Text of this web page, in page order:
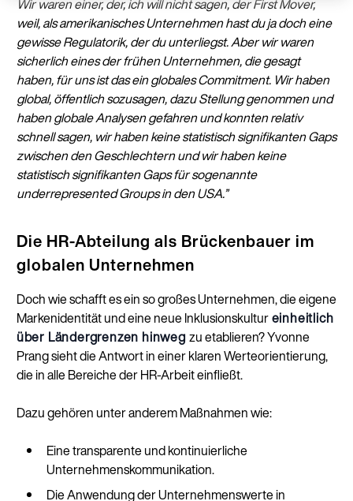
weil, als amerikanisches Unternehmen hast du ja doch eine
gewisse Regulatorik, der du unterliegst. Aber wir waren
sicherlich eines der frühen Unternehmen, die gesagt
haben, für uns ist das ein globales Commitment. Wir haben
global, öffentlich sozusagen, dazu Stellung genommen und
haben globale Analysen gefahren und konnten relativ
schnell sagen, wir haben keine statistisch signifikanten Gaps
zwischen den Geschlechtern und wir haben keine
statistisch signifikanten Gaps für sogenannte
underrepresented Groups in den USA.”
Die HR-Abteilung als Brückenbauer im
globalen Unternehmen
Doch wie schafft es ein so großes Unternehmen, die eigene
Markenidentität und eine neue Inklusionskultureinheitlich
über Ländergrenzen hinweg zu etablieren? Yvonne
Prang sieht die Antwort in einer klaren Werteorientierung,
die in alle Bereiche der HR-Arbeit einfließt.
Dazu gehören unter anderem Maßnahmen wie:
Eine transparente und kontinuierliche
Unternehmenskommunikation.
Die Anwendung der Unternehmenswerte in